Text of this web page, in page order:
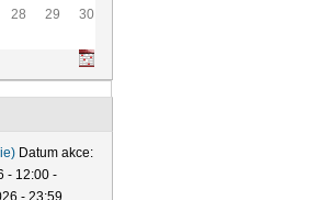
28 29
30
Datum akce:
- 12:00 -
- 23:59